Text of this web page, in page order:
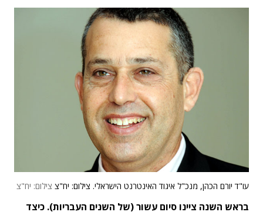
עו"ד יורם הכהן, מנכ"ל איגוד האינטרנט הישראלי. צילום: יח"צ צילום: יח"צ
בראש השנה ציינו סיום עשור (של השנים העבריות). כיצד